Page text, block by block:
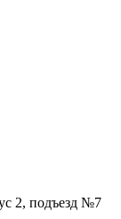
2, подъезд №7